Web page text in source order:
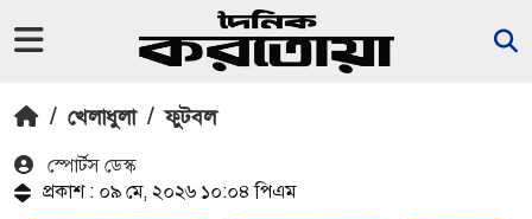
/ খেলাধুলা / ফুটবল
স্পোর্টস ডেস্ক
প্রকাশ : ০৯ মে, ২০২৬ ১০:০৪ পিএম